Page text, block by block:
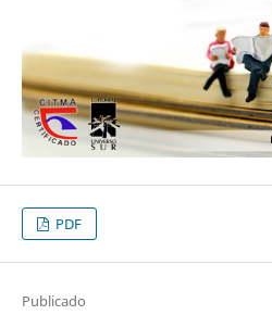
PDF
Publicado